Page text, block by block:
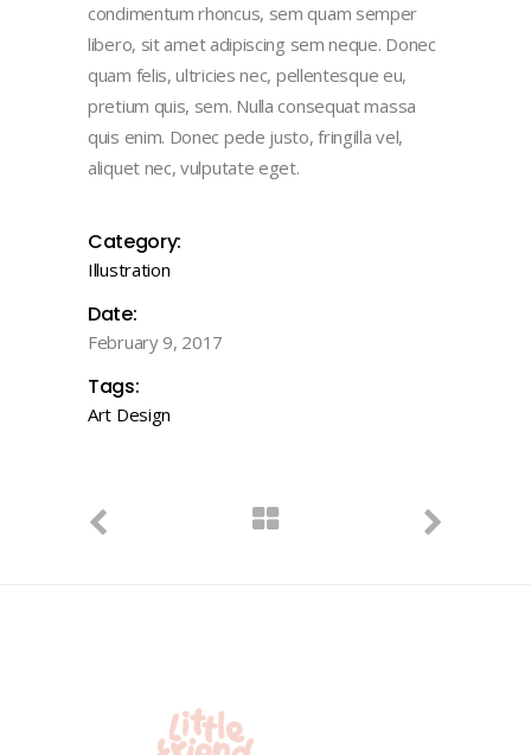
condimentum rhoncus, sem quam semper
libero, sit amet adipiscing sem neque. Donec
quam felis, ultricies nec, pellentesque eu,
pretium quis, sem. Nulla consequat massa
quis enim. Donec pede justo, fringilla vel,
aliquet nec, vulputate eget.
Category:
Illustration
Date:
February 9, 2017
Tags:
Art Design